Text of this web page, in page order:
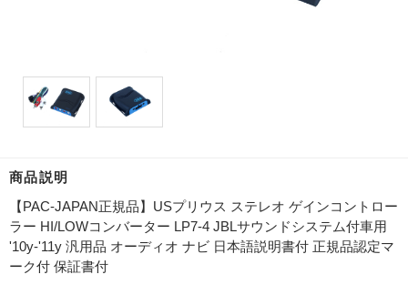
商品説明
【PAC-JAPAN正規品】USプリウス ステレオ ゲインコントロー
ラー HI/LOWコンバーター LP7-4 JBLサウンドシステム付車用
'10y-'11y 汎用品 オーディオ ナビ 日本語説明書付 正規品認定マ
ーク付 保証書付